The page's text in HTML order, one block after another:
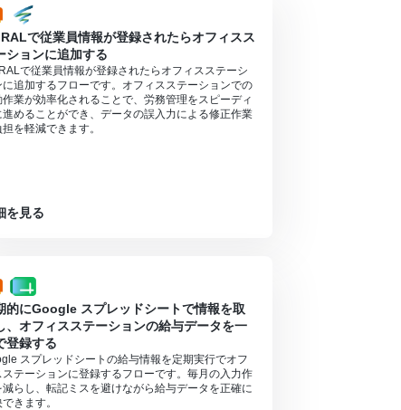
で従業員情報が登録されたらオフィスス
ションに追加する
で従業員情報が登録されたらオフィスステーシ
に追加するフローです。オフィスステーションでの
作業が効率化されることで、労務管理をスピーディ
進めることができ、データの誤入力による修正作業
を軽減できます。
を見る
的にGoogle スプレッドシートで情報を取
、オフィスステーションの給与データを一
登録する
スプレッドシートの給与情報を定期実行でオフ
ステーションに登録するフローです。毎月の入力作
減らし、転記ミスを避けながら給与データを正確に
きます。